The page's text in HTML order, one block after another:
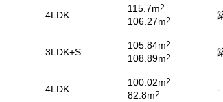
4LDK
115.7m2
106.27m2
3LDK+S
105.84m2
108.89m2
4LDK
100.02m2
82.8m2 -